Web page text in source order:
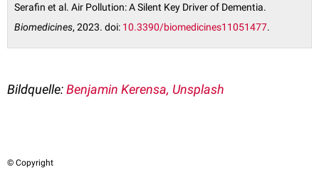
Serafin et al. Air Pollution: A Silent Key Driver of Dementia.
Biomedicines, 2023. doi: 10.3390/biomedicines11051477.
Bildquelle:Benjamin Kerensa, Unsplash
© Copyright